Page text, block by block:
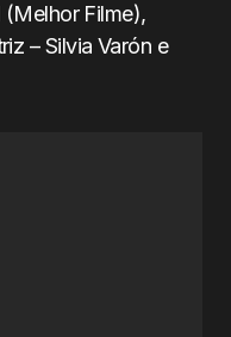
(Melhor Filme),
– Silvia Varón e